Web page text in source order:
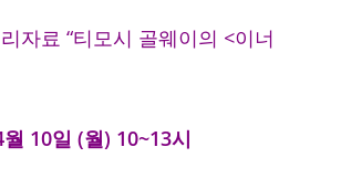
자료 “티모시 골웨이의 <이너
10일 (월) 10~13시